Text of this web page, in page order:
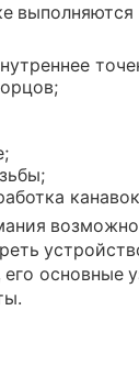
основные